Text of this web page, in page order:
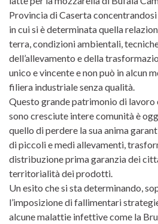
Provincia di Caserta concentrandosi
in cui si è determinata quella
terra, condizioni ambientali,
dell’allevamento e della
unico e vincente e non può in alcun
filiera industriale senza qualità.
Questo grande patrimonio di lavoro
sono cresciute intere comunità è
quello di perdere la sua anima
di piccoli e medi allevamenti,
distribuzione prima garanzia dei
territorialità dei prodotti.
Un esito che si sta determinando,
l’imposizione di fallimentari
alcune malattie infettive come la